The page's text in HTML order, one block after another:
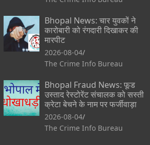
Bhopal News: चार युवकों ने
कारोबारी को रंगदारी दिखाकर की
मारपीट
2026-08-04
The Crime Info Bureau
Bhopal Fraud News: फूड
उस्ताद रेस्टोरेंट संचालक को सस्ती
क्रेटा बेचने के नाम पर फर्जीवाड़ा
2026-08-04
The Crime Info Bureau